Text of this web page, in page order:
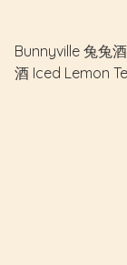
Bunnyville 兔兔
酒 Iced Lemon